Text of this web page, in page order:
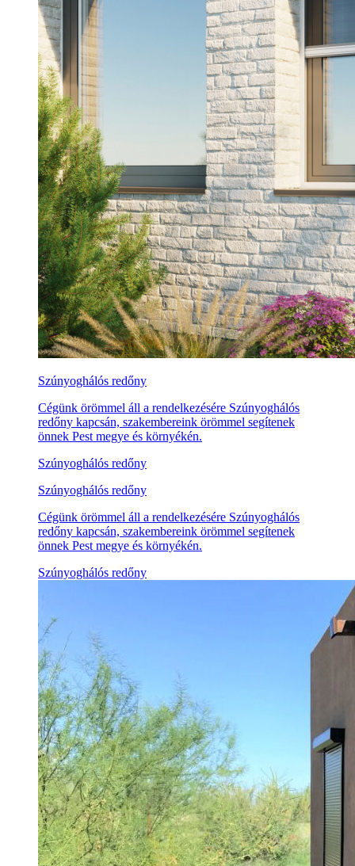
Szúnyoghálós redőny
Cégünk örömmel áll a rendelkezésére Szúnyoghálós
redőny kapcsán, szakembereink örömmel segítenek
önnek Pest megye és környékén.
Szúnyoghálós redőny
Szúnyoghálós redőny
Cégünk örömmel áll a rendelkezésére Szúnyoghálós
redőny kapcsán, szakembereink örömmel segítenek
önnek Pest megye és környékén.
Szúnyoghálós redőny